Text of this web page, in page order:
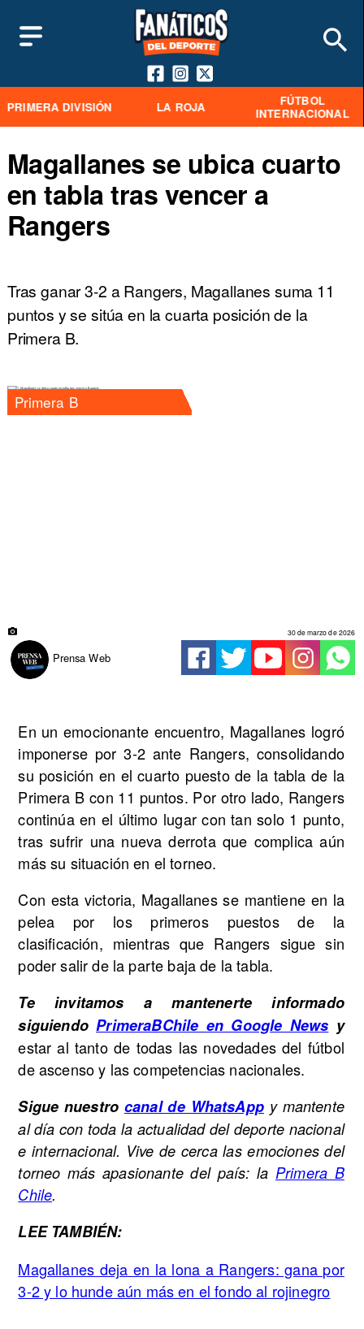
PRIMERA DIVISIÓN LA ROJA
FÚTBOL
INTERNACIONAL
Magallanes se ubica cuarto
en tabla tras vencer a
Rangers
Tras ganar 3-2 a Rangers, Magallanes suma 11
puntos y se sitúa en la cuarta posición de la
Primera B.
Primera B
Prensa Web
30 de marzo de 2026
En un emocionante encuentro, Magallanes logró
imponerse por 3-2 ante Rangers, consolidando
su posición en el cuarto puesto de la tabla de la
Primera B con 11 puntos. Por otro lado, Rangers
continúa en el último lugar con tan solo 1 punto,
tras sufrir una nueva derrota que complica aún
más su situación en el torneo.
Con esta victoria, Magallanes se mantiene en la
pelea por los primeros puestos de la
clasificación, mientras que Rangers sigue sin
poder salir de la parte baja de la tabla.
Te invitamos a mantenerte informado
siguiendoPrimeraBChile en Google News y
estar al tanto de todas las novedades del fútbol
de ascenso y las competencias nacionales.
Sigue nuestro canal de WhatsAppy mantente
al día con toda la actualidad del deporte nacional
e internacional. Vive de cerca las emociones del
torneo más apasionante del país: la Primera B
Chile.
LEE TAMBIÉN:
Magallanes deja en la lona a Rangers: gana por
3-2 y lo hunde aún más en el fondo al rojinegro